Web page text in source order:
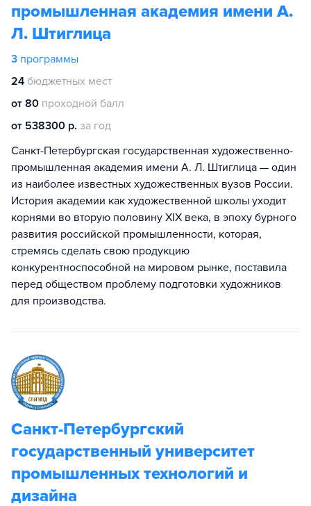
промышленная академия имени А.
Л. Штиглица
3 программы
24 бюджетных мест
от 80 проходной балл
от 538300 р. за год
Санкт-Петербургская государственная художественно-
промышленная академия имени А. Л. Штиглица — один
из наиболее известных художественных вузов России.
История академии как художественной школы уходит
корнями во вторую половину XIX века, в эпоху бурного
развития российской промышленности, которая,
стремясь сделать свою продукцию
конкурентноспособной на мировом рынке, поставила
перед обществом проблему подготовки художников
для производства.
Санкт-Петербургский
государственный университет
промышленных технологий и
дизайна